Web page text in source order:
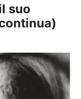
suo